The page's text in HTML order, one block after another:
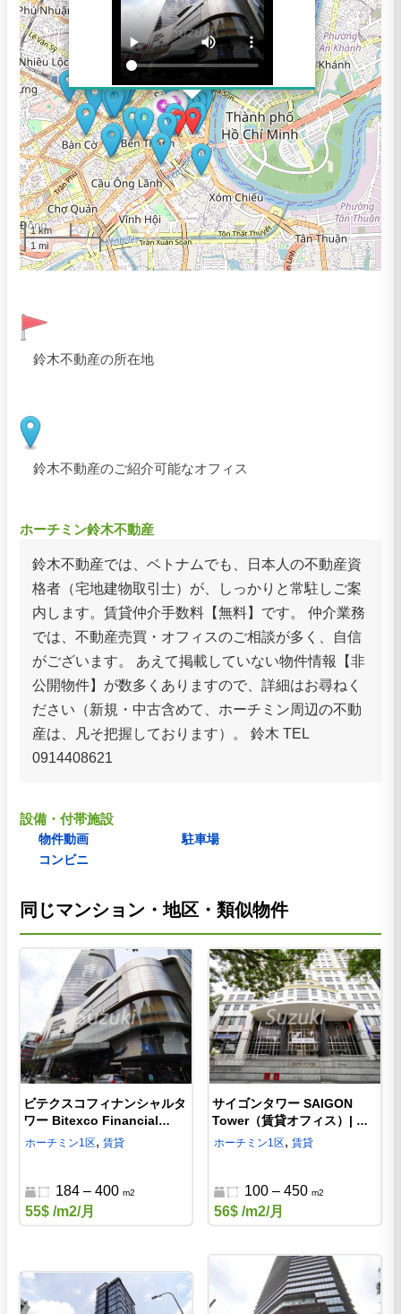
1 km
1 mi
鈴木不動産の所在地
鈴木不動産のご紹介可能なオフィス
ホーチミン鈴木不動産
鈴木不動産では、ベトナムでも、日本人の不動産資
格者（宅地建物取引士）が、しっかりと常駐しご案
内します。賃貸仲介手数料【無料】です。 仲介業務
では、不動産売買・オフィスのご相談が多く、自信
がございます。 あえて掲載していない物件情報【非
公開物件】が数多くありますので、詳細はお尋ねく
ださい（新規・中古含めて、ホーチミン周辺の不動
産は、凡そ把握しております）。 鈴木 TEL
0914408621
設備・付帯施設
物件動画
駐車場
コンビニ
同じマンション・地区・類似物件
ビテクスコフィナンシャルタ
ワー Bitexco Financial
Tower（賃貸オフィス）| ホ
ホーチミン1区, 賃貸
184 – 400 m2
55$ /m2/月
サイゴンタワー SAIGON
Tower（賃貸オフィス）| ホ
ーチミン1区の現代的な賃貸
ホーチミン1区, 賃貸
100 – 450 m2
56$ /m2/月